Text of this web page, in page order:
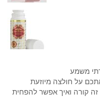
משמע
קורה ואיך אפשר להפחית